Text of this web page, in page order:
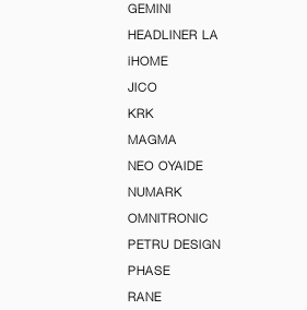
GEMINI
HEADLINER LA
iHOME
JICO
KRK
MAGMA
NEO OYAIDE
NUMARK
OMNITRONIC
PETRU DESIGN
PHASE
RANE